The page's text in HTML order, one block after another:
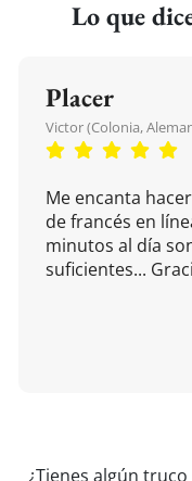
Lo que
Placer
Victor (Colonia,
Me encanta
de francés en
minutos al día
suficientes...
¿Tienes algún